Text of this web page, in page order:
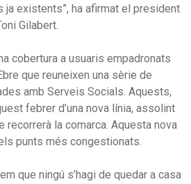
existents”, ha afirmat el president
Gilabert.
cobertura a usuaris empadronats
que reuneixen una sèrie de
amb Serveis Socials. Aquests,
febrer d’una nova línia, assolint
recorrerà la comarca. Aquesta nova
punts més congestionats.
que ningú s’hagi de quedar a casa